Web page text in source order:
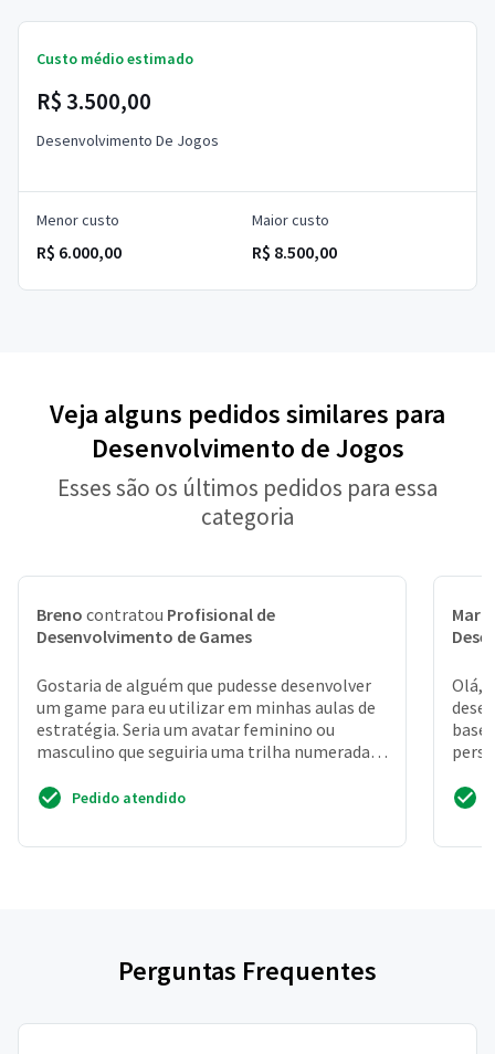
Custo médio estimado
R$ 3.500,00
Desenvolvimento De Jogos
Menor custo
R$ 6.000,00
Maior custo
R$ 8.500,00
Veja alguns pedidos similares para
Desenvolvimento de Jogos
Esses são os últimos pedidos para essa
categoria
Breno contratou Profisional de
Desenvolvimento de Games
Gostaria de alguém que pudesse desenvolver
um game para eu utilizar em minhas aulas de
estratégia. Seria um avatar feminino ou
masculino que seguiria uma trilha numerada,
Pedido atendido
Olá,
Perguntas Frequentes